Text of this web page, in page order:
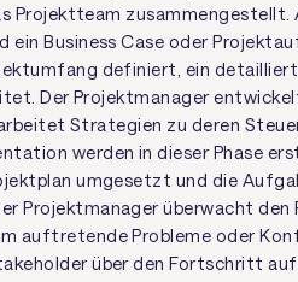
zusammengestellt.
Business Case oder
definiert, ein
Der Projektmanager
Strategien zu deren
werden in dieser Phase
umgesetzt und die
Projektmanager überwacht den
auftretende Probleme oder
über den Fortschritt